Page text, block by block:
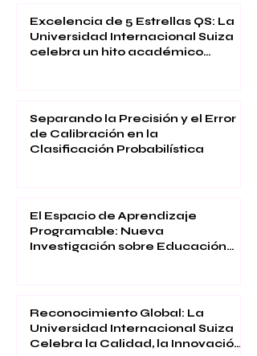
Excelencia de 5 Estrellas QS: La
Universidad Internacional Suiza
celebra un hito académico
Separando la Precisión y el Error
de Calibración en la
Clasificación Probabilística
El Espacio de Aprendizaje
Programable: Nueva
Investigación sobre Educación
Reconocimiento Global: La
Universidad Internacional Suiza
Celebra la Calidad, la Innovación